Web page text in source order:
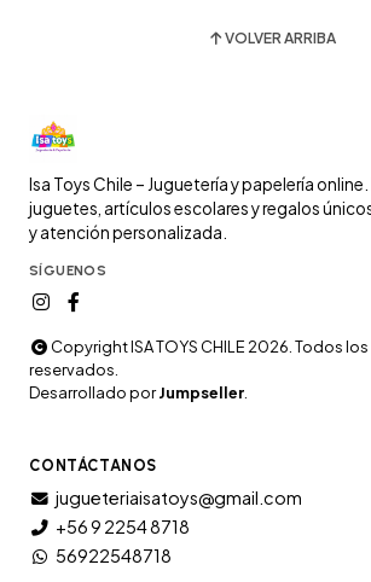
VOLVER ARRIBA
Isa Toys Chile – Juguetería y papelería
juguetes, artículos escolares y regalos
y atención personalizada.
SÍGUENOS
Copyright ISA TOYS CHILE 2026. Todos
reservados.
Desarrollado porJumpseller
CONTÁCTANOS
jugueteriaisatoys@gmail.com
+56 9 2254 8718
56922548718